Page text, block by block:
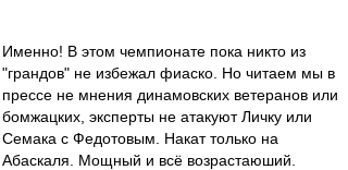
Именно! В этом чемпионате пока никто из
"грандов" не избежал фиаско. Но читаем мы в
прессе не мнения динамовских ветеранов или
бомжацких, эксперты не атакуют Личку или
Семака с Федотовым. Накат только на
Абаскаля. Мощный и всё возрастаюший.